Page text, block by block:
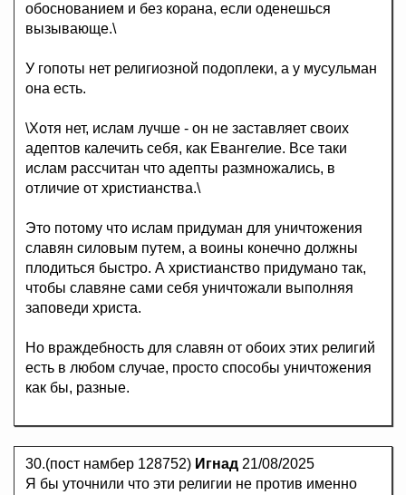
обоснованием и без корана, если оденешься
вызывающе.\
У гопоты нет религиозной подоплеки, а у мусульман
она есть.
\Хотя нет, ислам лучше - он не заставляет своих
адептов калечить себя, как Евангелие. Все таки
ислам рассчитан что адепты размножались, в
отличие от христианства.\
Это потому что ислам придуман для уничтожения
славян силовым путем, а воины конечно должны
плодиться быстро. А христианство придумано так,
чтобы славяне сами себя уничтожали выполняя
заповеди христа.
Но враждебность для славян от обоих этих религий
есть в любом случае, просто способы уничтожения
как бы, разные.
30.(пост намбер 128752) Игнад 21/08/2025
Я бы уточнили что эти религии не против именно